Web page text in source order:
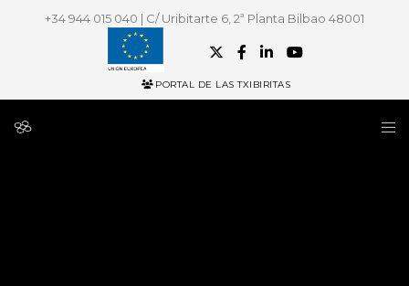
+34 944 015 040 | C/ Uribitarte 6, 2ª Planta Bilbao 48001
PORTAL DE LAS TXIBIRITAS